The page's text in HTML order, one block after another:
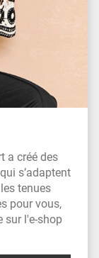
a créé des
s’adaptent
tenues
pour vous,
sur l'e-shop